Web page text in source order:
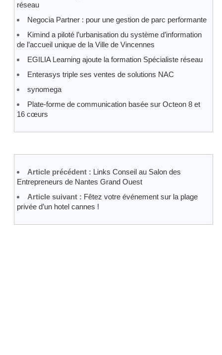
réseau
Negocia Partner : pour une gestion de parc performante
Kimind a piloté l’urbanisation du système d’information
de l’accueil unique de la Ville de Vincennes
EGILIA Learning ajoute la formation Spécialiste réseau
Enterasys triple ses ventes de solutions NAC
synomega
Plate-forme de communication basée sur Octeon 8 et
16 cœurs
Article précédent : Links Conseil au Salon des
Entrepreneurs de Nantes Grand Ouest
Article suivant : Fêtez votre événement sur la plage
privée d’un hotel cannes !